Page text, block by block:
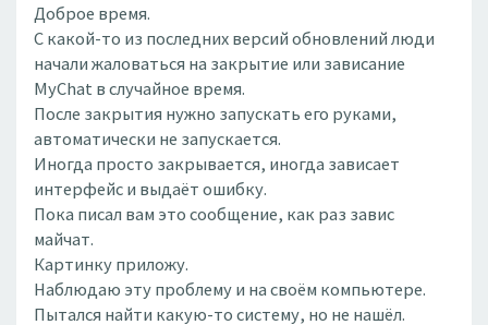
Доброе время.
С какой-то из последних версий обновлений люди
начали жаловаться на закрытие или зависание
MyChat в случайное время.
После закрытия нужно запускать его руками,
автоматически не запускается.
Иногда просто закрывается, иногда зависает
интерфейс и выдаёт ошибку.
Пока писал вам это сообщение, как раз завис
майчат.
Картинку приложу.
Наблюдаю эту проблему и на своём компьютере.
Пытался найти какую-то систему, но не нашёл.